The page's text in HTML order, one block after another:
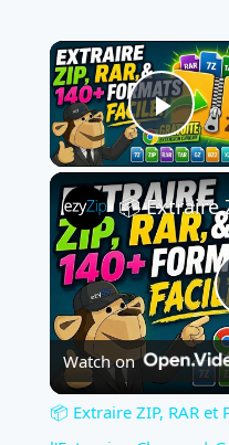
Watch on
📦 Extraire ZIP, RAR